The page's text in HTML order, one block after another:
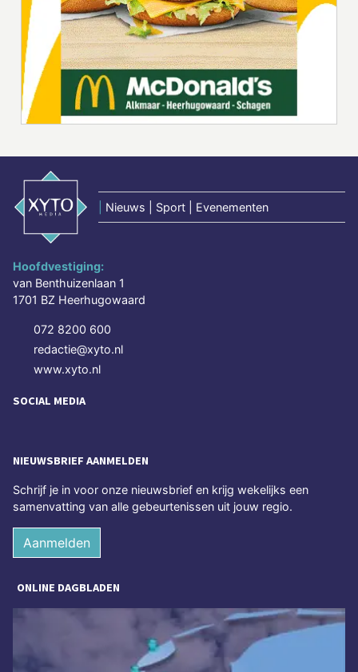
Nieuws | Sport | Evenementen
Hoofdvestiging:
van Benthuizenlaan 1
1701 BZ Heerhugowaard
072 8200 600
redactie@xyto.nl
www.xyto.nl
SOCIAL MEDIA
NIEUWSBRIEF AANMELDEN
Schrijf je in voor onze nieuwsbrief en krijg wekelijks een
samenvatting van alle gebeurtenissen uit jouw regio.
Aanmelden
ONLINE DAGBLADEN